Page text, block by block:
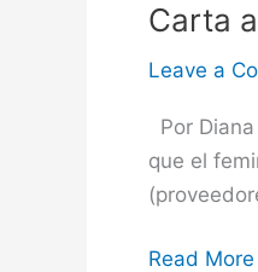
Carta
Leave a
Por
que el
los
Read More